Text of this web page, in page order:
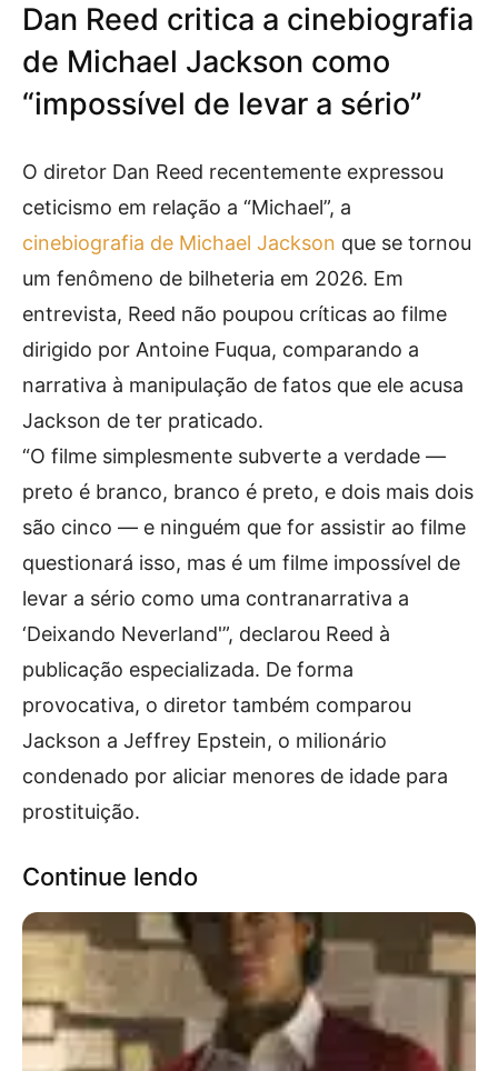
Dan Reed critica a cinebiografia
de Michael Jackson como
“impossível de levar a sério”
O diretor Dan Reed recentemente expressou
ceticismo em relação a “Michael”, a
cinebiografia de Michael Jackson que se tornou
um fenômeno de bilheteria em 2026. Em
entrevista, Reed não poupou críticas ao filme
dirigido por Antoine Fuqua, comparando a
narrativa à manipulação de fatos que ele acusa
Jackson de ter praticado.
“O filme simplesmente subverte a verdade —
preto é branco, branco é preto, e dois mais dois
são cinco — e ninguém que for assistir ao filme
questionará isso, mas é um filme impossível de
levar a sério como uma contranarrativa a
‘Deixando Neverland'”, declarou Reed à
publicação especializada. De forma
provocativa, o diretor também comparou
Jackson a Jeffrey Epstein, o milionário
condenado por aliciar menores de idade para
prostituição.
Continue lendo